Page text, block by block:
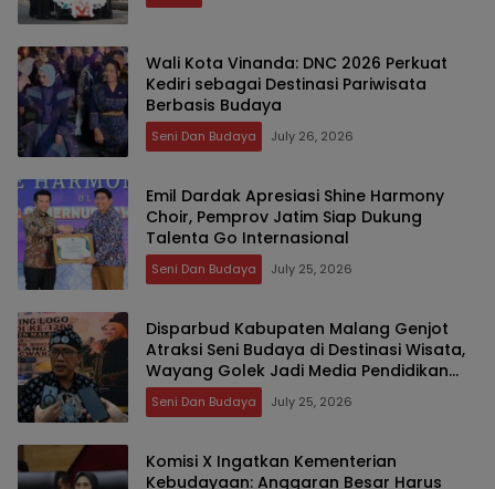
Wali Kota Vinanda: DNC 2026 Perkuat
Kediri sebagai Destinasi Pariwisata
Berbasis Budaya
Seni Dan Budaya July 26, 2026
Emil Dardak Apresiasi Shine Harmony
Choir, Pemprov Jatim Siap Dukung
Talenta Go Internasional
Seni Dan Budaya July 25, 2026
Disparbud Kabupaten Malang Genjot
Atraksi Seni Budaya di Destinasi Wisata,
Wayang Golek Jadi Media Pendidikan
Karakter dan Dongkrak PAD
Seni Dan Budaya July 25, 2026
Komisi X Ingatkan Kementerian
Kebudayaan: Anggaran Besar Harus